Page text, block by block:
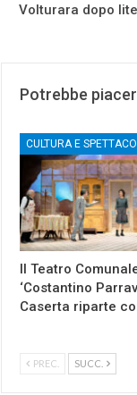
Volturara dopo
Potrebbe
CULTURA E
Il Teatro
‘Costantino
Caserta riparte
PREC. SUCC.